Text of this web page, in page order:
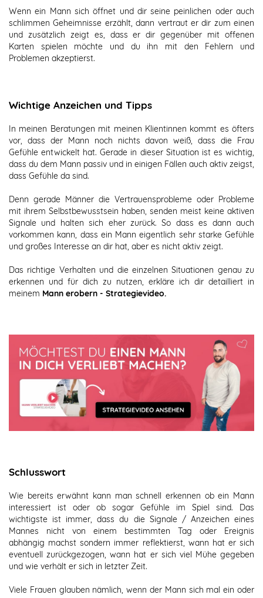
Wenn ein Mann sich öffnet und dir seine peinlichen oder auch
schlimmen Geheimnisse erzählt, dann vertraut er dir zum einen
und zusätzlich zeigt es, dass er dir gegenüber mit offenen
Karten spielen möchte und du ihn mit den Fehlern und
Problemen akzeptierst.
Wichtige Anzeichen und Tipps
In meinen Beratungen mit meinen Klientinnen kommt es öfters
vor, dass der Mann noch nichts davon weiß, dass die Frau
Gefühle entwickelt hat. Gerade in dieser Situation ist es wichtig,
dass du dem Mann passiv und in einigen Fällen auch aktiv zeigst,
dass Gefühle da sind.
Denn gerade Männer die Vertrauensprobleme oder Probleme
mit ihrem Selbstbewusstsein haben, senden meist keine aktiven
Signale und halten sich eher zurück. So dass es dann auch
vorkommen kann, dass ein Mann eigentlich sehr starke Gefühle
und großes Interesse an dir hat, aber es nicht aktiv zeigt.
Das richtige Verhalten und die einzelnen Situationen genau zu
erkennen und für dich zu nutzen, erkläre ich dir detailliert in
meinem Mann erobern - Strategievideo.
Schlusswort
Wie bereits erwähnt kann man schnell erkennen ob ein Mann
interessiert ist oder ob sogar Gefühle im Spiel sind. Das
wichtigste ist immer, dass du die Signale / Anzeichen eines
Mannes nicht von einem bestimmten Tag oder Ereignis
abhängig machst sondern immer reflektierst, wann hat er sich
eventuell zurückgezogen, wann hat er sich viel Mühe gegeben
und wie verhält er sich in letzter Zeit.
Viele Frauen glauben nämlich, wenn der Mann sich mal ein oder